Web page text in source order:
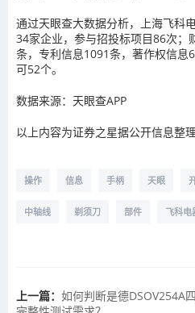
通过天眼查大数据分析，上海飞科
34家企业，参与招投标项目86次；
条，专利信息1091条，著作权信息
可52个。
数据来源：天眼查APP
以上内容为证券之星据公开信息整
操作 信息 手柄 天眼
中轴线 剃须刀 部件 飞科电
上一篇： 如何判断是德DSOV254A